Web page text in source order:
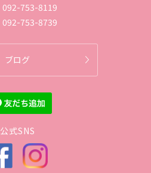
092-753-8119
092-753-8739
ブログ
公式SNS